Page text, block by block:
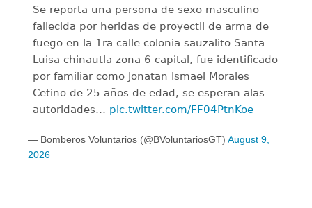
Se reporta una persona de sexo masculino
fallecida por heridas de proyectil de arma de
fuego en la 1ra calle colonia sauzalito Santa
Luisa chinautla zona 6 capital, fue identificado
por familiar como Jonatan Ismael Morales
Cetino de 25 años de edad, se esperan alas
autoridades… pic.twitter.com/FF04PtnKoe
— Bomberos Voluntarios (@BVoluntariosGT) August 9,
2026